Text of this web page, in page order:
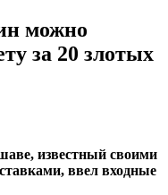
можно
за 20 злотых
известный своими
ввел входные